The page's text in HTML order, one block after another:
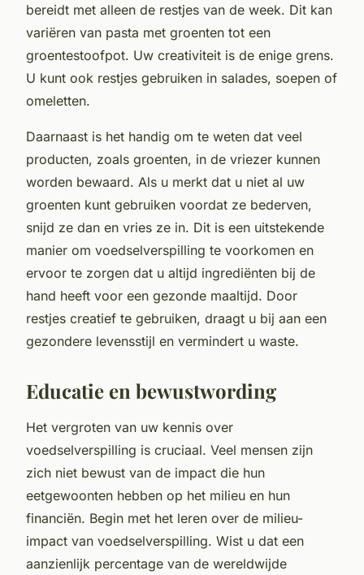
bereidt met alleen de restjes van de week. Dit kan
variëren van pasta met groenten tot een
groentestoofpot. Uw creativiteit is de enige grens.
U kunt ook restjes gebruiken in salades, soepen of
omeletten.
Daarnaast is het handig om te weten dat veel
producten, zoals groenten, in de vriezer kunnen
worden bewaard. Als u merkt dat u niet al uw
groenten kunt gebruiken voordat ze bederven,
snijd ze dan en vries ze in. Dit is een uitstekende
manier om voedselverspilling te voorkomen en
ervoor te zorgen dat u altijd ingrediënten bij de
hand heeft voor een gezonde maaltijd. Door
restjes creatief te gebruiken, draagt u bij aan een
gezondere levensstijl en vermindert u waste.
Educatie en bewustwording
Het vergroten van uw kennis over
voedselverspilling is cruciaal. Veel mensen zijn
zich niet bewust van de impact die hun
eetgewoonten hebben op het milieu en hun
financiën. Begin met het leren over de milieu-
impact van voedselverspilling. Wist u dat een
aanzienlijk percentage van de wereldwijde